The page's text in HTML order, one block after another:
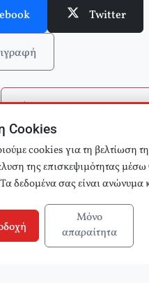
Twitter
Επιστροφή στην
Αναζήτηση άρθρων
Cookies
cookies για τη βελτίωση
της επισκεψιμότητας
δεδομένα σας είναι ανώνυμα
Μόνο
απαραίτητα